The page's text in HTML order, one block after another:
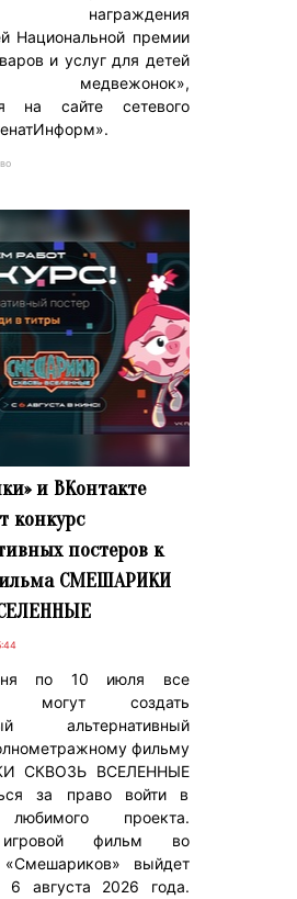
награждения
Национальной премии
и услуг для детей
медвежонок»,
на сайте сетевого
и ВКонтакте
конкурс
постеров к
СМЕШАРИКИ
по 10 июля все
могут создать
альтернативный
фильму
СКВОЗЬ ВСЕЛЕННЫЕ
за право войти в
проекта.
фильм во
«Смешариков» выйдет
6 августа 2026 года.